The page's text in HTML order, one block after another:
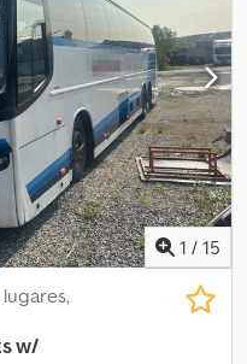
Entrega mediante
Carrus 2008 com 45+1+1
O AdBlue não está
390.000 CV: 420 Tuf: Sim
próprio: 13.930 Euro: 5
assentos Transmissão:
Mais informações =
Entre em contato com
1 / 15
w/